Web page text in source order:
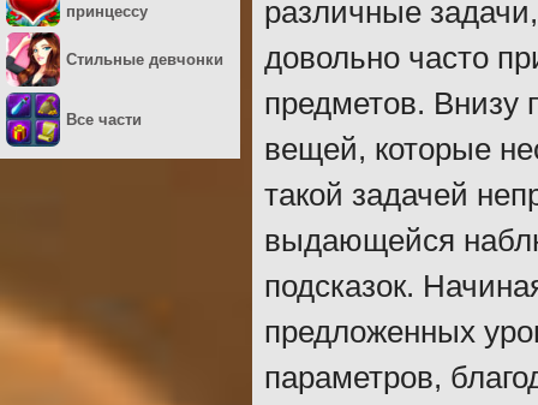
различные
довольно часто
предметов. Внизу
вещей, которые
такой задачей
выдающейся
подсказок.
предложенных
параметров,
принцессу
Стильные девчонки
Все части